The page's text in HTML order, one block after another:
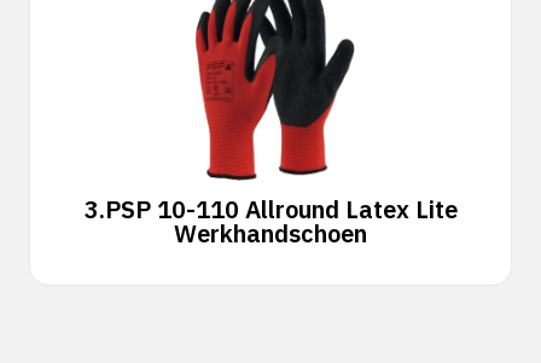
3.PSP 10-110 Allround Latex Lite
Werkhandschoen